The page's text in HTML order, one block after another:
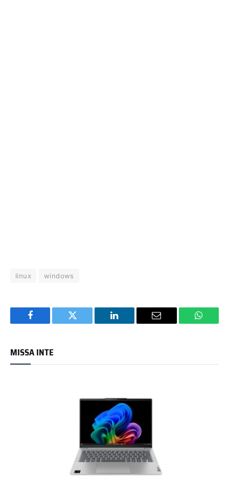
linux windows
Facebook Twitter LinkedIn Email
MISSA INTE